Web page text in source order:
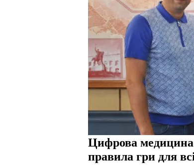
Цифрова медицина
правила гри для